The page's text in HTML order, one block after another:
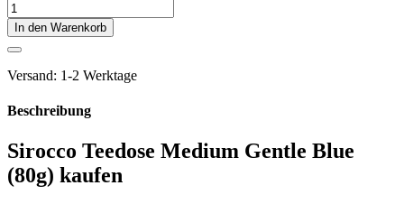
In den Warenkorb
Versand: 1-2 Werktage
Beschreibung
Sirocco Teedose Medium Gentle Blue
(80g) kaufen